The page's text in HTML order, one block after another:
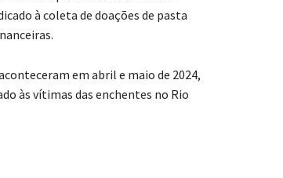
à coleta de doações de pasta
em abril e maio de 2024,
às vítimas das enchentes no Rio